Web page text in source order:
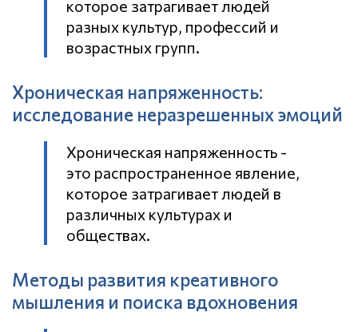
которое затрагивает людей
разных культур, профессий и
возрастных групп.
Хроническая напряженность:
исследование неразрешенных эмоций
Хроническая напряженность -
это распространенное явление,
которое затрагивает людей в
различных культурах и
обществах.
Методы развития креативного
мышления и поиска вдохновения